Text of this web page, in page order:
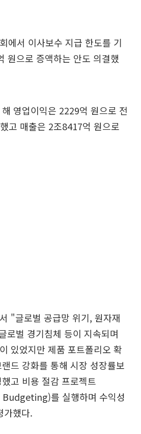
에서 이사보수 지급 한도를 기
원으로 증액하는 안도 의결했
영업이익은 2229억 원으로 전
고 매출은 2조8417억 원으로
"글로벌 공급망 위기, 원자재
로벌 경기침체 등이 지속되며
있었지만 제품 포트폴리오 확
드 강화를 통해 시장 성장률보
고 비용 절감 프로젝트
를 실행하며 수익성
가했다.